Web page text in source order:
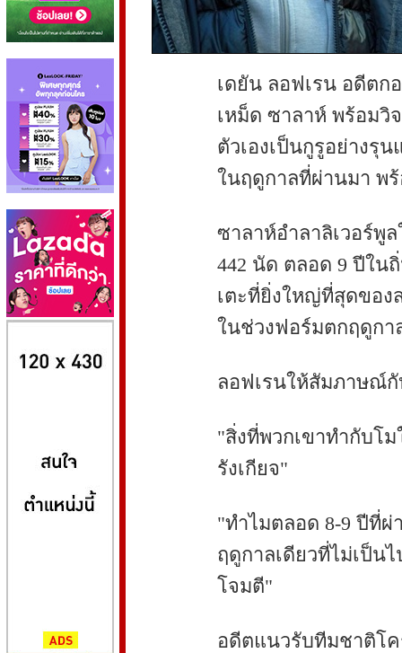
เดยัน ลอฟเรน อดีตก
เหม็ด ซาลาห์ พร้อมวิ
ตัวเองเป็นกูรูอย่างรุ
ในฤดูกาลที่ผ่านมา พ
ซาลาห์อำลาลิเวอร์พู
442 นัด ตลอด 9 ปีใ
เตะที่ยิ่งใหญ่ที่สุดของ
ในช่วงฟอร์มตกฤดูกา
ลอฟเรนให้สัมภาษณ์
"สิ่งที่พวกเขาทำกับโ
รังเกียจ"
"ทำไมตลอด 8-9 ปีที่
ฤดูกาลเดียวที่ไม่เป็น
โจมตี"
อดีตแนวรับทีมชาติโค